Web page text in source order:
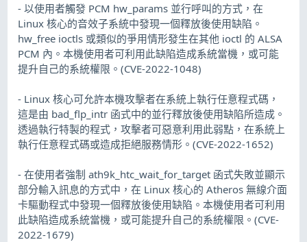
- 以使用者觸發 PCM hw_params 並行呼叫的方式，在
Linux 核心的音效子系統中發現一個釋放後使用缺陷。
hw_free ioctls 或類似的爭用情形發生在其他 ioctl 的 ALSA
PCM 內。本機使用者可利用此缺陷造成系統當機，或可能
提升自己的系統權限。(CVE-2022-1048)
- Linux 核心可允許本機攻擊者在系統上執行任意程式碼，
這是由 bad_flp_intr 函式中的並行釋放後使用缺陷所造成。
透過執行特製的程式，攻擊者可惡意利用此弱點，在系統上
執行任意程式碼或造成拒絕服務情形。(CVE-2022-1652)
- 在使用者強制 ath9k_htc_wait_for_target 函式失敗並顯示
部分輸入訊息的方式中，在 Linux 核心的 Atheros 無線介面
卡驅動程式中發現一個釋放後使用缺陷。本機使用者可利用
此缺陷造成系統當機，或可能提升自己的系統權限。(CVE-
2022-1679)